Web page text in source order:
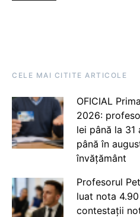
CELE MAI CITITE ARTICOLE
OFICIAL
2026:
lei până la
până în
învățământ
Profesorul
luat nota
contestații